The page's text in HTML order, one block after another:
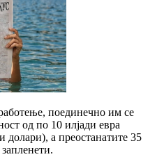
поединечно им се
од по 10 илјади евра
долари), а преостанатите 35